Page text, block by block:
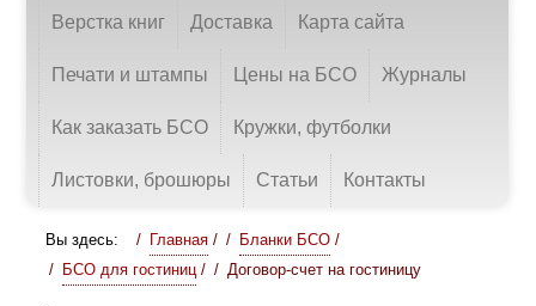
Верстка книг Доставка Карта сайта
Печати и штампы Цены на БСО Журналы
Как заказать БСО Кружки, футболки
Листовки, брошюры Статьи Контакты
Вы здесь: Главная / Бланки БСО /
БСО для гостиниц / Договор-счет на гостиницу